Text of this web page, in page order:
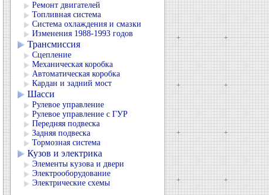
Ремонт двигателей
Топливная система
Система охлаждения и смазки
Изменения 1988-1993 годов
Трансмиссия
Сцепление
Механическая коробка
Автоматическая коробка
Кардан и задний мост
Шасси
Рулевое управление
Рулевое управление с ГУР
Передняя подвеска
Задняя подвеска
Тормозная система
Кузов и электрика
Элементы кузова и двери
Электрооборудование
Электрические схемы